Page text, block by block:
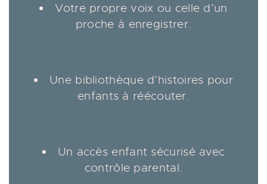
Votre propre voix ou celle d’un
proche à enregistrer.
Une bibliothèque d’histoires pour
enfants à réécouter.
Un accès enfant sécurisé avec
contrôle parental.